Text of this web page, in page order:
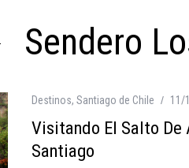
Sendero
Destinos, Santiago de Chile 11/
Visitando El Salto De
Santiago